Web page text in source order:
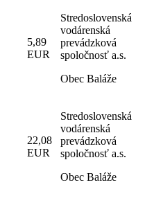
5,89
EUR
Stredoslovenská
vodárenská
prevádzková
spoločnosť a.s.
Obec Baláže
22,08
EUR
Stredoslovenská
vodárenská
prevádzková
spoločnosť a.s.
Obec Baláže